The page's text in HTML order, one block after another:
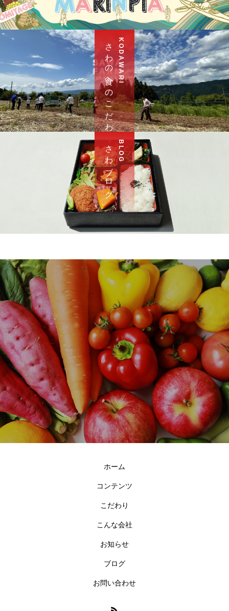
K O D A W A R I
さ わ の 食 へ の こ だ わ り
B L O G
さ わ ブ ロ グ
ホーム
コンテンツ
こだわり
こんな会社
お知らせ
ブログ
お問い合わせ